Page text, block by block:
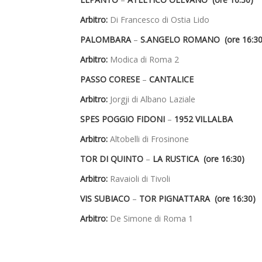
Arbitro: Di Francesco di Ostia Lido
PALOMBARA – S.ANGELO ROMANO (ore
Arbitro: Modica di Roma 2
PASSO CORESE – CANTALICE
Arbitro: Jorgji di Albano Laziale
SPES POGGIO FIDONI – 1952 VILLALBA
Arbitro: Altobelli di Frosinone
TOR DI QUINTO – LA RUSTICA (ore 16:30)
Arbitro: Ravaioli di Tivoli
VIS SUBIACO – TOR PIGNATTARA (ore 16:30)
Arbitro: De Simone di Roma 1